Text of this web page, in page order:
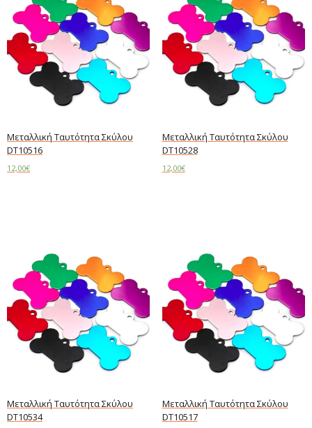
Μεταλλική Ταυτότητα Σκύλου
DT10516
12,00€
Μεταλλική Ταυτότητα Σκύλου
DT10528
12,00€
Μεταλλική Ταυτότητα Σκύλου
DT10534
Μεταλλική Ταυτότητα Σκύλου
DT10517